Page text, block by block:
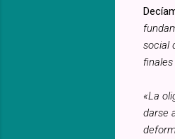
social
finales
«La
darse